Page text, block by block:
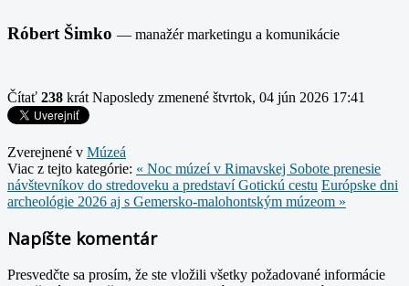
Róbert Šimko — manažér marketingu a komunikácie
Čítať 238 krát Naposledy zmenené štvrtok, 04 jún 2026 17:41
Zverejnené v Múzeá
Viac z tejto kategórie: « Noc múzeí v Rimavskej Sobote prenesie
návštevníkov do stredoveku a predstaví Gotickú cestu Európske dni
archeológie 2026 aj s Gemersko-malohontským múzeom »
Napíšte komentár
Presvedčte sa prosím, že ste vložili všetky požadované informácie